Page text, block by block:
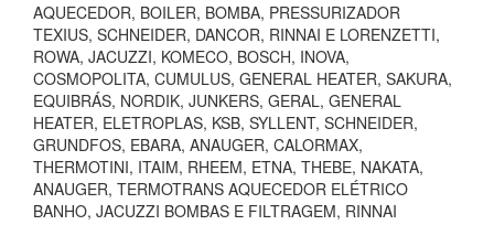
AQUECEDOR, BOILER, BOMBA, PRESSURIZADOR
TEXIUS, SCHNEIDER, DANCOR, RINNAI E LORENZETTI,
ROWA, JACUZZI, KOMECO, BOSCH, INOVA,
COSMOPOLITA, CUMULUS, GENERAL HEATER, SAKURA,
EQUIBRÁS, NORDIK, JUNKERS, GERAL, GENERAL
HEATER, ELETROPLAS, KSB, SYLLENT, SCHNEIDER,
GRUNDFOS, EBARA, ANAUGER, CALORMAX,
THERMOTINI, ITAIM, RHEEM, ETNA, THEBE, NAKATA,
ANAUGER, TERMOTRANS AQUECEDOR ELÉTRICO
BANHO, JACUZZI BOMBAS E FILTRAGEM, RINNAI